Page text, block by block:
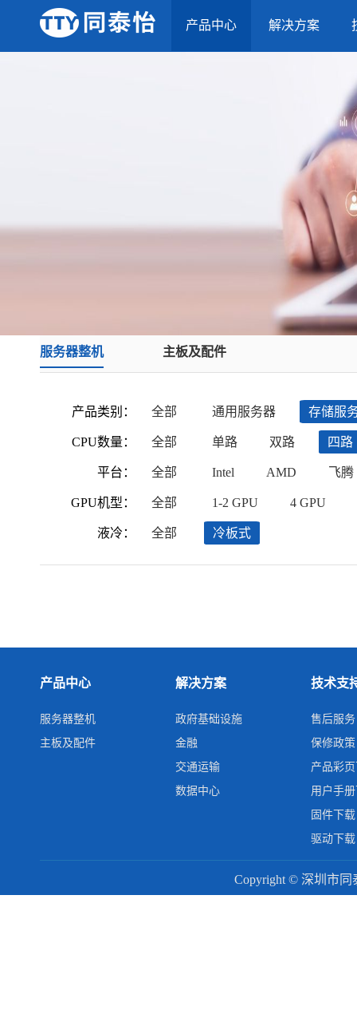
产品中心 解决方案
服务器整机 主板及配件
产品类别：
CPU数量：
平台：
GPU机型：
液冷：
全部 通用服务器 存储服
全部 单路 双路 四路
全部 Intel AMD 飞腾
全部 1-2 GPU 4 GPU
全部 冷板式
产品中心
服务器整机
主板及配件
解决方案
政府基础设施
金融
交通运输
数据中心
技术支
售后服务
保修政策
产品彩
用户手
固件下载
驱动下载
Copyright © 深圳市同